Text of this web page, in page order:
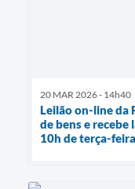
20 MAR 2026 - 14h40
Leilão on-line da
de bens e recebe
10h de terça-feira